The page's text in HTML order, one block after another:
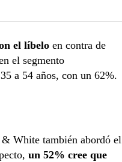
el líbelo en contra de
el segmento
a 54 años, con un 62%.
White también abordó el
un 52% cree que